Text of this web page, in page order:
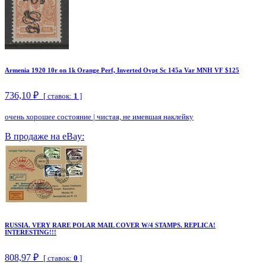
Armenia 1920 10r on 1k Orange Perf, Inverted Ovpt Sc 145a Var MNH VF $125
736,10 ₽ [ ставок: 1 ]
очень хорошее состояние | чистая, не имевшая наклейку
В продаже на eBay:
RUSSIA. VERY RARE POLAR MAIL COVER W/4 STAMPS. REPLICA!
INTERESTING!!!
808,97 ₽ [ ставок: 0 ]